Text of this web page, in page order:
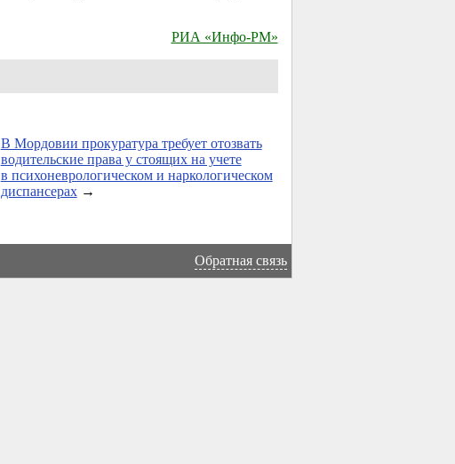
РИА «Инфо-РМ»
В Мордовии прокуратура требует отозвать
водительские права у стоящих на учете
в психоневрологическом и наркологическом
диспансерах→
Обратная связь